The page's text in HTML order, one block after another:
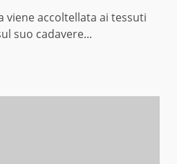
viene accoltellata ai tessuti
suo cadavere...